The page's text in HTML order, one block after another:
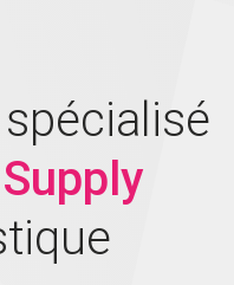
Supply